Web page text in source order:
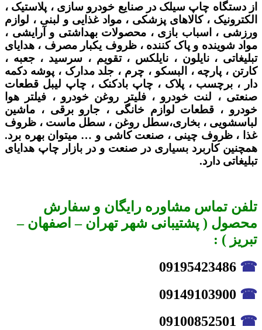
از دستگاه چاپ سیلک در صنایع خودرو سازی ، پلاستیک ،
الکترونیک ، کالاهای پزشکی ، مواد غذایی و لبنی ، لوازم
ورزشی ، اسباب بازی ، محصولات بهداشتی و آرایشی ،
مواد شوینده و پاک کننده ، ظروف یکبار مصرف ، هدایای
تبلیغاتی ، نایلون ، نایلکس ، تقویم ، سرسید ، جعبه ،
کارتن ، پارچه ، البسکو ، چرم ، جلد مدارک ، پوشه دکمه
دار ، برچسب ، پلاک ، چاپ بادکنک ، چاپ لیبل قطعات
صنعتی ، لنت خودرو ، فلیتر روغن خودرو ، فیلتر هوا
خودرو ، قطعات لوازم خانگی ، جارو برقی ، ماشین
لباسشویی ، بخاری،سطل روغن ، سطل ماست ، ظروف
غذا ، ظروف چینی ، صنعت کاشی و … میتوان بهره برد.
همچنین کاربرد بسیاری در صنعت و در بازار چاپ هدایای
تبلیغاتی دارد.
تلفن تماس مشاوره رایگان و سفارش
محصول ( پشتیبانی شهر تهران – اصفهان –
تبریز ) :
☎
☎
☎